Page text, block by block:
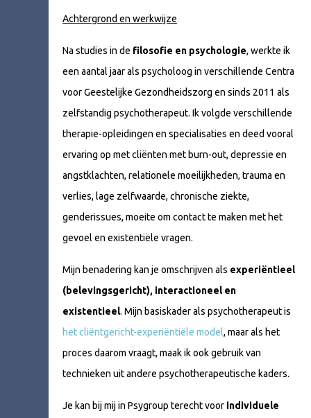
Achtergrond en werkwijze
Na studies in de filosofie en psychologie, werkte ik
een aantal jaar als psycholoog in verschillende Centra
voor Geestelijke Gezondheidszorg en sinds 2011 als
zelfstandig psychotherapeut. Ik volgde verschillende
therapie-opleidingen en specialisaties en deed vooral
ervaring op met cliënten met burn-out, depressie en
angstklachten, relationele moeilijkheden, trauma en
verlies, lage zelfwaarde, chronische ziekte,
genderissues, moeite om contact te maken met het
gevoel en existentiële vragen.
Mijn benadering kan je omschrijven als experiëntieel
(belevingsgericht), interactioneel en
existentieel. Mijn basiskader als psychotherapeut is
het cliëntgericht-experiëntiële model, maar als het
proces daarom vraagt, maak ik ook gebruik van
technieken uit andere psychotherapeutische kaders.
Je kan bij mij in Psygroup terecht voor individuele